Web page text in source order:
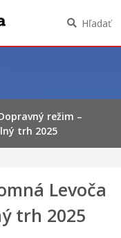
Hľadať
režim –
trh 2025
Levoča
trh 2025